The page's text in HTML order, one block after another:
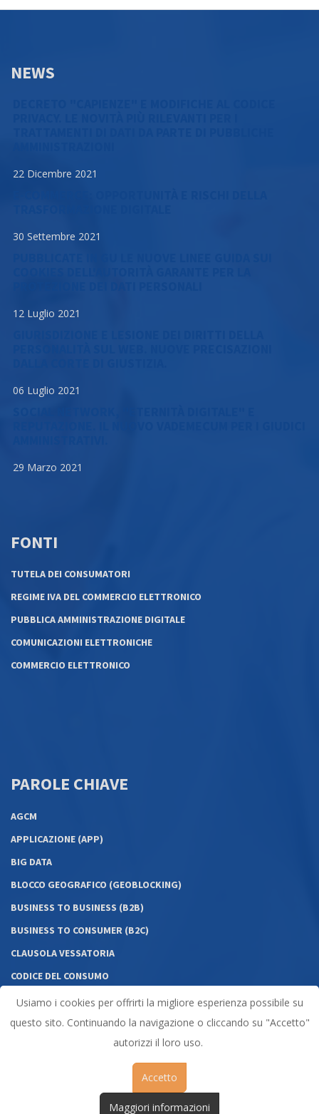
NEWS
22 Dicembre 2021
30 Settembre 2021
12 Luglio 2021
06 Luglio 2021
29 Marzo 2021
FONTI
TUTELA DEI CONSUMATORI
REGIME IVA DEL COMMERCIO ELETTRONICO
PUBBLICA AMMINISTRAZIONE DIGITALE
COMUNICAZIONI ELETTRONICHE
COMMERCIO ELETTRONICO
PAROLE CHIAVE
AGCM
APPLICAZIONE (APP)
BIG DATA
BLOCCO GEOGRAFICO (GEOBLOCKING)
BUSINESS TO BUSINESS (B2B)
BUSINESS TO CONSUMER (B2C)
CLAUSOLA VESSATORIA
CODICE DEL CONSUMO
COMMERCIO ELETTRONICO DIRETTO
CONSUMATORE
Usiamo i cookies per offrirti la migliore esperienza possibile su
questo sito. Continuando la navigazione o cliccando su "Accetto"
autorizzi il loro uso.
Accetto
Maggiori informazioni